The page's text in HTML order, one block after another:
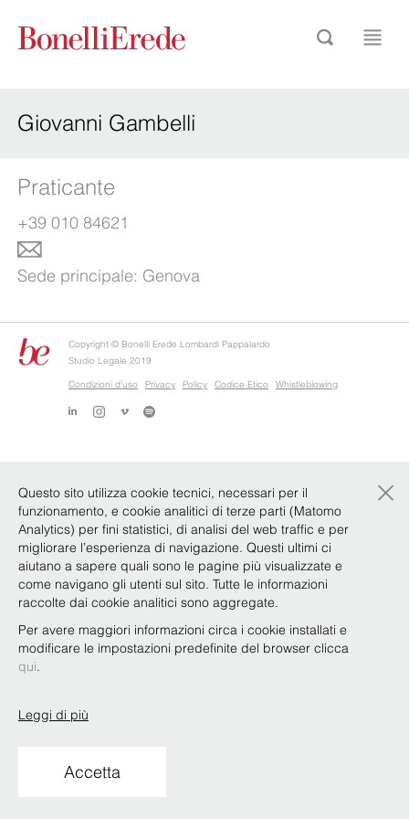
Giovanni Gambelli
Praticante
+39 010 84621
Sede principale: Genova
Copyright © Bonelli Erede Lombardi Pappalardo
Studio Legale 2019
Condizioni d'uso
Privacy Policy Codice Etico Whistleblowing
Questo sito utilizza cookie tecnici, necessari per il
funzionamento, e cookie analitici di terze parti (Matomo
Analytics) per fini statistici, di analisi del web traffic e per
migliorare l’esperienza di navigazione. Questi ultimi ci
aiutano a sapere quali sono le pagine più visualizzate e
come navigano gli utenti sul sito. Tutte le informazioni
raccolte dai cookie analitici sono aggregate.
Per avere maggiori informazioni circa i cookie installati e
modificare le impostazioni predefinite del browser clicca
qui.
Leggi di più
Accetta
×